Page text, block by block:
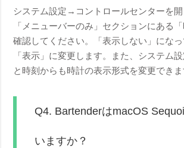
システム設定→コントロールセンターを
「メニューバーのみ」セクションにある
確認してください。「表示しない」にな
「表示」に変更します。また、システ
と時刻からも時計の表示形式を変更できま
Q4. BartenderはmacOS
いますか？